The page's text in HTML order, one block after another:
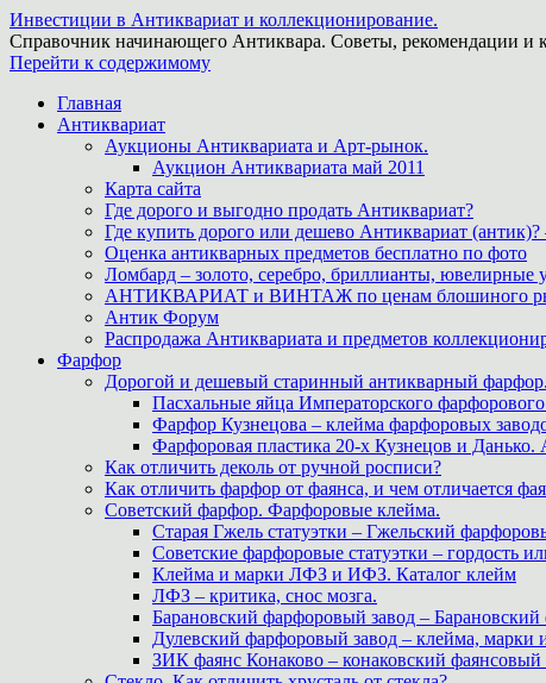
Инвестиции в Антиквариат и коллекционирование.
Справочник начинающего Антиквара. Советы, рекомендации и
Перейти к содержимому
Главная
Антиквариат
Аукционы Антиквариата и Арт-рынок.
Аукцион Антиквариата май 2011
Карта сайта
Где дорого и выгодно продать Антиквариат?
Где купить дорого или дешево Антиквариат
Оценка антикварных предметов бесплатно по фото
Ломбард – золото, серебро, бриллианты, ювелирные
АНТИКВАРИАТ и ВИНТАЖ по ценам блошиного
Антик Форум
Распродажа Антиквариата и предметов
Фарфор
Дорогой и дешевый старинный антикварный фарфор.
Пасхальные яйца Императорского фарфорового
Фарфор Кузнецова – клейма фарфоровых
Фарфоровая пластика 20-х Кузнецов и Данько.
Как отличить деколь от ручной росписи?
Как отличить фарфор от фаянса, и чем отличается
Советский фарфор. Фарфоровые клейма.
Старая Гжель статуэтки – Гжельский
Советские фарфоровые статуэтки – гордость
Клейма и марки ЛФЗ и ИФЗ. Каталог клейм
ЛФЗ – критика, снос мозга.
Барановский фарфоровый завод –
Дулевский фарфоровый завод – клейма,
ЗИК фаянс Конаково – конаковский фаянсовый